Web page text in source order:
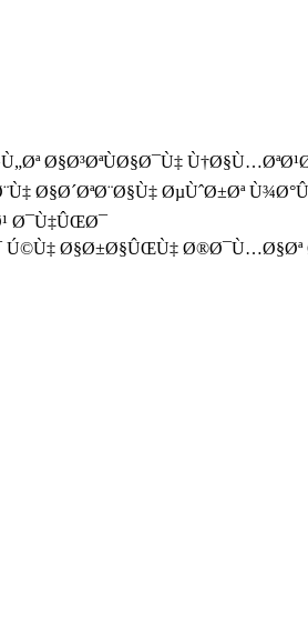
Ø§Ø³ØªÙØ§Ø¯Ù‡
Ø§Ø´ØªØ¨Ø§Ù‡ ØµÙˆØ±Øª
Ø¯Ù‡ÛŒØ¯
Ú©Ù‡ Ø§Ø±Ø§ÛŒÙ‡